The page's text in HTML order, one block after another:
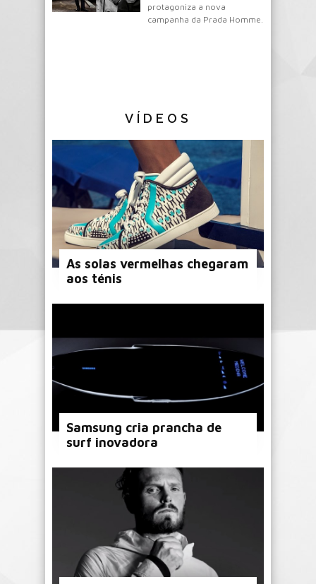
protagoniza a nova
campanha da Prada Homme.
VÍDEOS
As solas vermelhas chegaram
aos ténis
Samsung cria prancha de
surf inovadora